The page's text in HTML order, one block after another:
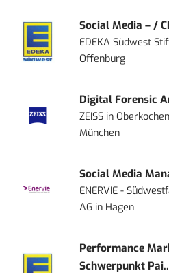
Social Media – /
EDEKA Südwest
Offenburg
Digital Forensic
ZEISS in
München
Social Media
ENERVIE -
AG in Hagen
Performance
Schwerpunkt